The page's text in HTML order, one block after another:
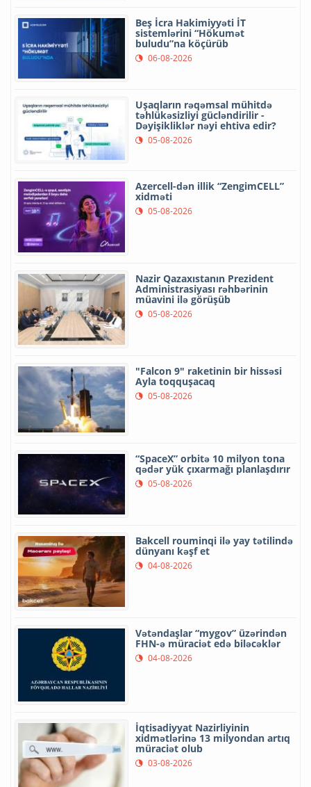
Beş İcra Hakimiyyəti İT
sistemlərini “Hökumət
buludu”na köçürüb
06-08-2026
Uşaqların rəqəmsal mühitdə
təhlükəsizliyi gücləndirilir -
Dəyişikliklər nəyi ehtiva edir?
05-08-2026
Azercell-dən illik “ZengimCELL”
xidməti
05-08-2026
Nazir Qazaxıstanın Prezident
Administrasiyası rəhbərinin
müavini ilə görüşüb
05-08-2026
"Falcon 9" raketinin bir hissəsi
Ayla toqquşacaq
05-08-2026
“SpaceX” orbitə 10 milyon tona
qədər yük çıxarmağı planlaşdırır
05-08-2026
Bakcell rouminqi ilə yay tətilində
dünyanı kəşf et
04-08-2026
Vətəndaşlar “mygov” üzərindən
FHN-ə müraciət edə biləcəklər
04-08-2026
İqtisadiyyat Nazirliyinin
xidmətlərinə 13 milyondan artıq
müraciət olub
03-08-2026